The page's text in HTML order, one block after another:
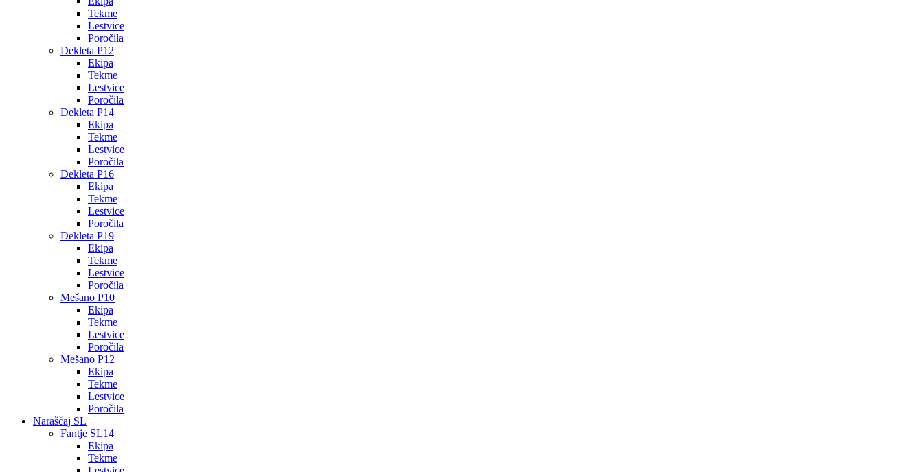
Tekme
Lestvice
Poročila
Dekleta P12
Ekipa
Tekme
Lestvice
Poročila
Dekleta P14
Ekipa
Tekme
Lestvice
Poročila
Dekleta P16
Ekipa
Tekme
Lestvice
Poročila
Dekleta P19
Ekipa
Tekme
Lestvice
Poročila
Mešano P10
Ekipa
Tekme
Lestvice
Poročila
Mešano P12
Ekipa
Tekme
Lestvice
Poročila
Naraščaj SL
Fantje SL14
Ekipa
Tekme